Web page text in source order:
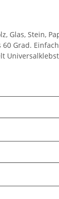
Glas, Stein,
Grad.